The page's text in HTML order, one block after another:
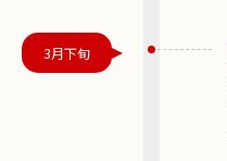
3月下旬